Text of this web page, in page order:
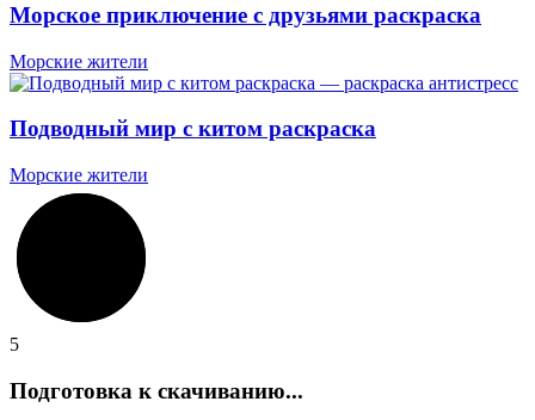
Морское приключение с друзьями раскраска
Морские жители
Подводный мир с китом раскраска
Морские жители
5
Подготовка к скачиванию...